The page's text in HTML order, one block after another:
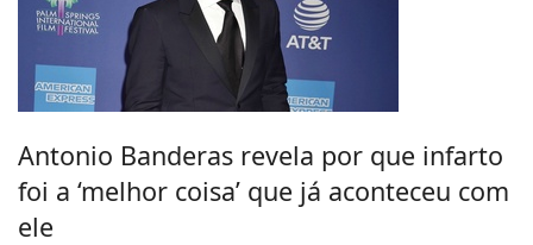
Antonio Banderas revela por que infarto
foi a ‘melhor coisa’ que já aconteceu com
ele